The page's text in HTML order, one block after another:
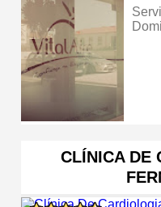
CLÍNICA DE